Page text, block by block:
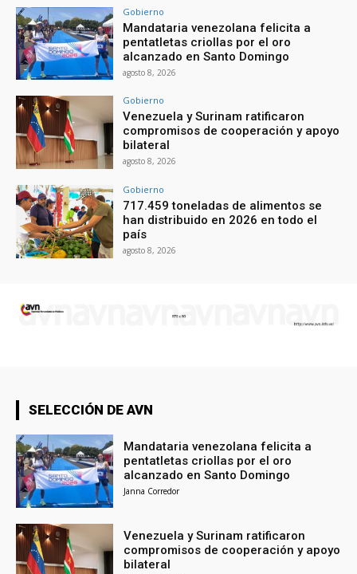
Gobierno
Mandataria venezolana felicita a
pentatletas criollas por el oro
alcanzado en Santo Domingo
agosto 8, 2026
Gobierno
Venezuela y Surinam ratificaron
compromisos de cooperación y apoyo
bilateral
agosto 8, 2026
Gobierno
717.459 toneladas de alimentos se
han distribuido en 2026 en todo el
país
agosto 8, 2026
SELECCIÓN DE AVN
Mandataria venezolana felicita a
pentatletas criollas por el oro
alcanzado en Santo Domingo
Janna Corredor
Venezuela y Surinam ratificaron
compromisos de cooperación y apoyo
bilateral